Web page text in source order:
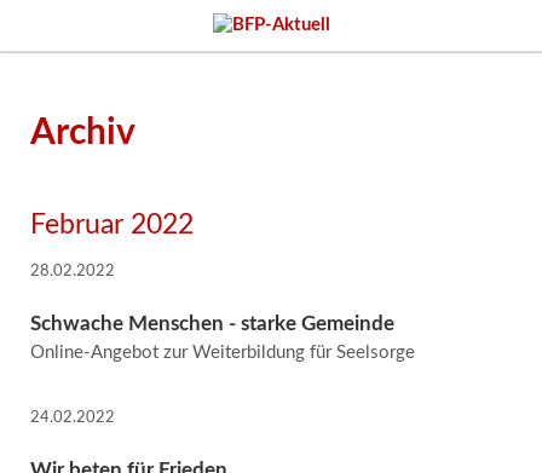
Archiv
Februar 2022
28.02.2022
Schwache Menschen - starke Gemeinde
Online-Angebot zur Weiterbildung für Seelsorge
24.02.2022